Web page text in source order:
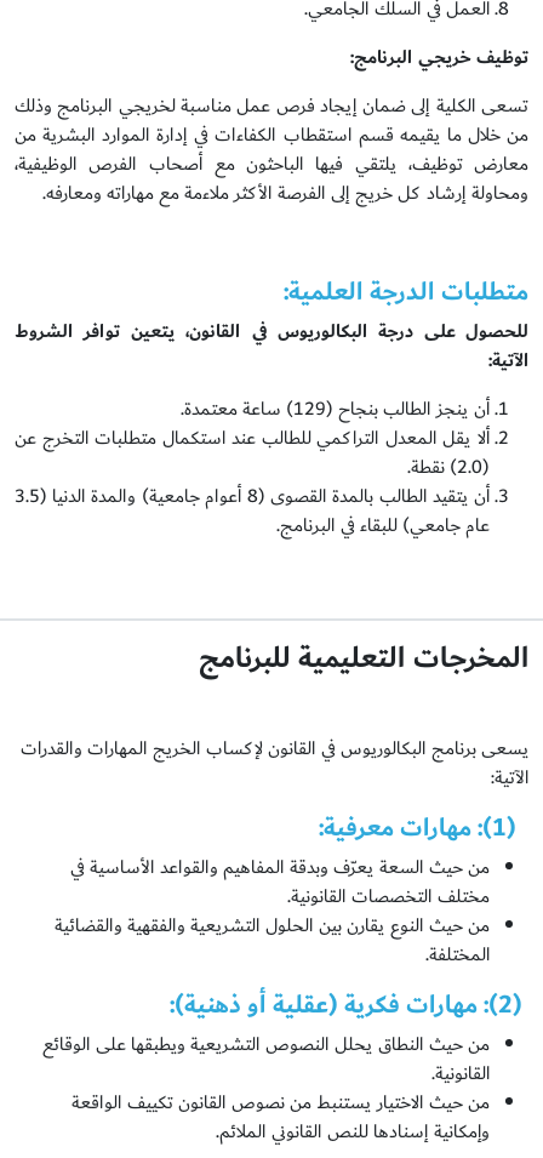
العمل في السلك الجامعي.
توظيف خريجي البرنامج:
تسعى الكلية إلى ضمان إيجاد فرص عمل مناسبة لخريجي البرنامج وذلك
من خلال ما يقيمه قسم استقطاب الكفاءات في إدارة الموارد البشرية من
معارض توظيف، يلتقي فيها الباحثون مع أصحاب الفرص الوظيفية،
ومحاولة إرشاد كل خريج إلى الفرصة الأكثر ملاءمة مع مهاراته ومعارفه.
متطلبات الدرجة العلمية:
للحصول على درجة البكالوريوس في القانون، يتعين توافر الشروط
الآتية:
أن ينجز الطالب بنجاح (129) ساعة معتمدة.
ألا يقل المعدل التراكمي للطالب عند استكمال متطلبات التخرج عن
(2.0) نقطة.
أن يتقيد الطالب بالمدة القصوى (8 أعوام جامعية) والمدة الدنيا (3.5
عام جامعي) للبقاء في البرنامج.
المخرجات التعليمية للبرنامج
يسعى برنامج البكالوريوس في القانون لإكساب الخريج المهارات والقدرات
الآتية:
(1): مهارات معرفية:
من حيث السعة يعرّف وبدقة المفاهيم والقواعد الأساسية في
مختلف التخصصات القانونية.
من حيث النوع يقارن بين الحلول التشريعية والفقهية والقضائية
المختلفة.
(2): مهارات فكرية (عقلية أو ذهنية):
من حيث النطاق يحلل النصوص التشريعية ويطبقها على الوقائع
القانونية.
من حيث الاختيار يستنبط من نصوص القانون تكييف الواقعة
وإمكانية إسنادها للنص القانوني الملائم.